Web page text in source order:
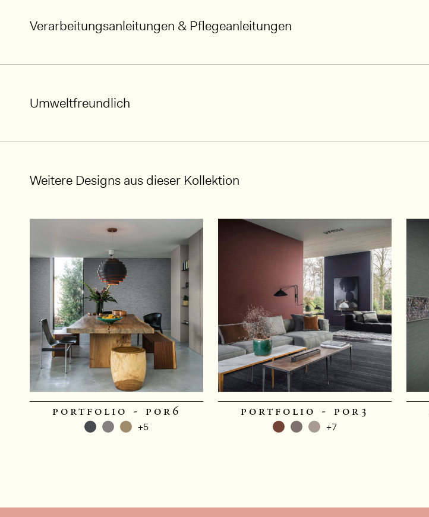
Verarbeitungsanleitungen & Pflegeanleitungen
Umweltfreundlich
Weitere Designs aus dieser Kollektion
portfolio - por6
+5
portfolio - por3
+7